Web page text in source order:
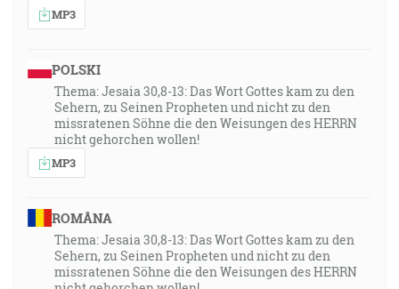
MP3
POLSKI
Thema: Jesaia 30,8-13: Das Wort Gottes kam zu den
Sehern, zu Seinen Propheten und nicht zu den
missratenen Söhne die den Weisungen des HERRN
nicht gehorchen wollen!
MP3
ROMÂNA
Thema: Jesaia 30,8-13: Das Wort Gottes kam zu den
Sehern, zu Seinen Propheten und nicht zu den
missratenen Söhne die den Weisungen des HERRN